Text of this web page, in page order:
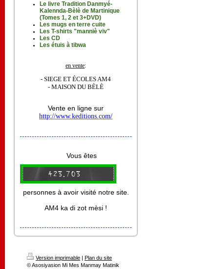
Le livre Tradition Danmyé-
Kalennda-Bèlè de Martinique
(Tomes 1, 2 et 3+DVD)
Les mugs en terre cuite
Les T-shirts "manniè viv"
Les CD
Les étuis à tibwa
en vente:
- SIEGE ET ÉCOLES AM4
- MAISON DU BÈLÈ
Vente en ligne sur
http://www.keditions.com/
Vous êtes
personnes à avoir visité notre site.
AM4 ka di zot mèsi !
Version imprimable | Plan du site
© Asosiyasion Mi Mes Manmay Matinik